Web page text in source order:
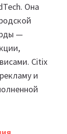
Она
—
Citix
и